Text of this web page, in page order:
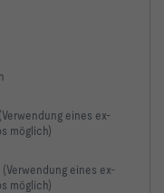
eines ex-
möglich)
eines ex-
möglich)